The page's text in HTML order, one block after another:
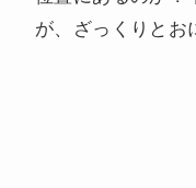
が、ざっくりとお